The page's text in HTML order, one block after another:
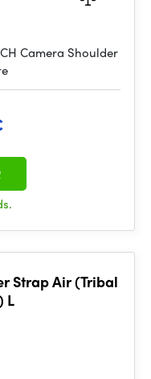
Camera Shoulder
Strap Air (Tribal
L